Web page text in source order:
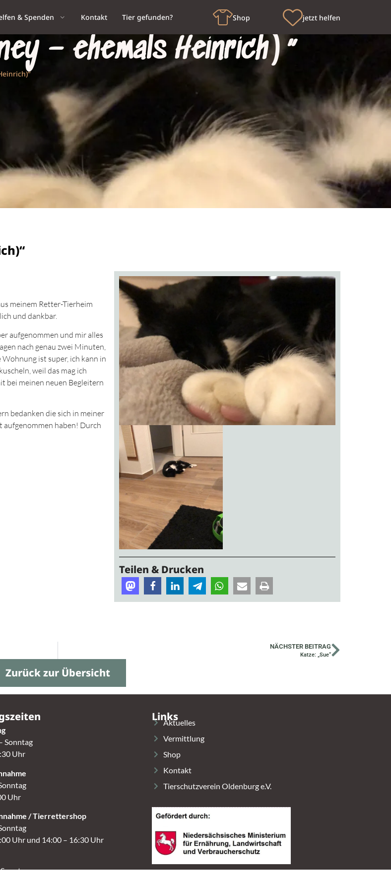
& Spenden Kontakt Tier gefunden? Shop jetzt helfen
– ehemals Heinrich)“
meinem Retter-Tierheim
und dankbar.
aufgenommen und mir alles
nach genau zwei Minuten,
ist super, ich kann in
weil das mag ich
bei meinen neuen Begleitern
bedanken die sich in meiner
haben! Durch
Teilen & Drucken
NÄCHSTER BEITRAG
Katze: „Sue“
Zurück zur Übersicht
Sonntag
Uhr
Uhr
/ Tierrettershop
Uhr und 14:00 – 16:30 Uhr
Links
Aktuelles
Vermittlung
Shop
Kontakt
Tierschutzverein Oldenburg e.V.